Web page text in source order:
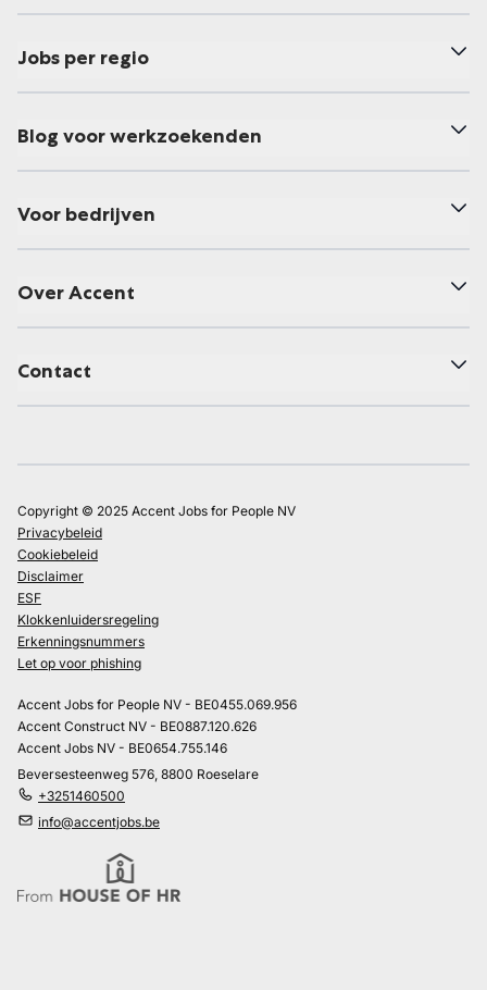
Jobs per regio
Blog voor werkzoekenden
Voor bedrijven
Over Accent
Contact
Copyright © 2025 Accent Jobs for People NV
Privacybeleid
Cookiebeleid
Disclaimer
ESF
Klokkenluidersregeling
Erkenningsnummers
Let op voor phishing
Accent Jobs for People NV - BE0455.069.956
Accent Construct NV - BE0887.120.626
Accent Jobs NV - BE0654.755.146
Beversesteenweg 576, 8800 Roeselare
+3251460500
info@accentjobs.be